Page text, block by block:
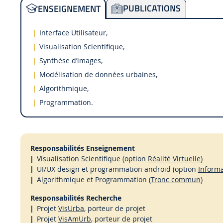
ENSEIGNEMENT PUBLICATIONS
Interface Utilisateur,
Visualisation Scientifique,
Synthèse d’images,
Modélisation de données urbaines,
Algorithmique,
Programmation.
Responsabilités Enseignement
Visualisation Scientifique (option Réalité Virtuelle)
UI/UX design et programmation android (option
Algorithmique et Programmation (Tronc commun)
Responsabilités Recherche
Projet VisUrba, porteur de projet
Projet VisAmUrb, porteur de projet